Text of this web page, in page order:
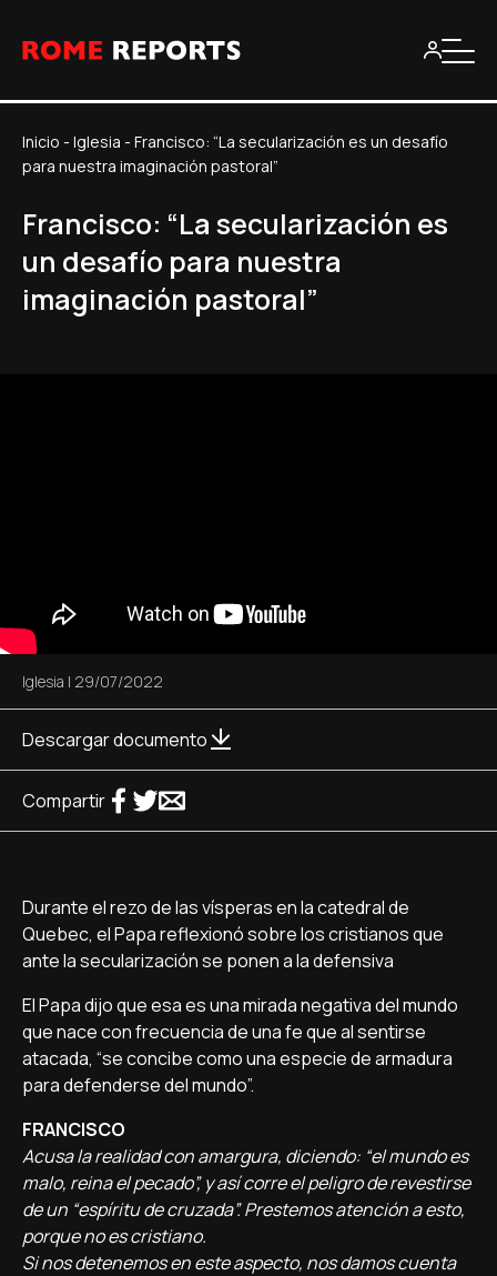
Inicio - Iglesia - Francisco: “La secularización es un desafío
para nuestra imaginación pastoral”
Francisco: “La secularización es
un desafío para nuestra
imaginación pastoral”
Iglesia | 29/07/2022
Descargar documento
Compartir
Durante el rezo de las vísperas en la catedral de
Quebec, el Papa reflexionó sobre los cristianos que
ante la secularización se ponen a la defensiva
El Papa dijo que esa es una mirada negativa del mundo
que nace con frecuencia de una fe que al sentirse
atacada, “se concibe como una especie de armadura
para defenderse del mundo”.
FRANCISCO
Acusa la realidad con amargura, diciendo: “el mundo es
malo, reina el pecado”, y así corre el peligro de revestirse
de un “espíritu de cruzada”. Prestemos atención a esto,
porque no es cristiano.
Si nos detenemos en este aspecto, nos damos cuenta